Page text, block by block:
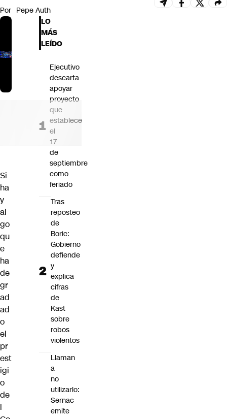
Por Pepe Auth
Si
ha
y
al
go
qu
e
ha
de
gr
ad
ad
o
el
pr
est
igi
o
de
l
LO
MÁS
LEÍDO
Ejecutivo
descarta
apoyar
proyecto
que
establece
el
17
de
septiembre
como
feriado
Tras
reposteo
de
Boric:
Gobierno
defiende
y
explica
cifras
de
Kast
sobre
robos
violentos
Llaman
a
no
utilizarlo:
Sernac
emite